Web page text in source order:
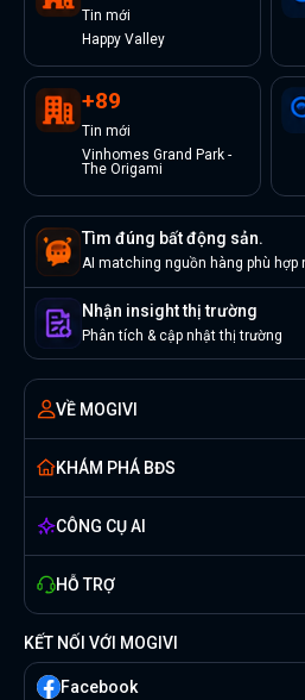
Tin mới
Happy Valley
+89
Tin mới
Vinhomes Grand Park -
The Origami
Tìm đúng bất động sản.
AI matching nguồn hàng phù hợp
Nhận insight thị trường
Phân tích & cập nhật thị trường
VỀ MOGIVI
KHÁM PHÁ BĐS
CÔNG CỤ AI
HỖ TRỢ
KẾT NỐI VỚI MOGIVI
Facebook